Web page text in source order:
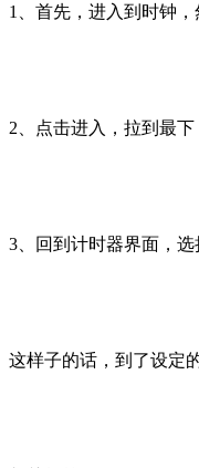
1、首先，进入到时钟
2、点击进入，拉到最
3、回到计时器界面，
这样子的话，到了设定